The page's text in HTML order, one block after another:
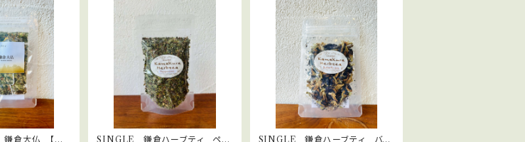
倉大仏 【ティ
SINGLE 鎌倉ハーブティ ペパ
SINGLE 鎌倉ハーブティ バタ